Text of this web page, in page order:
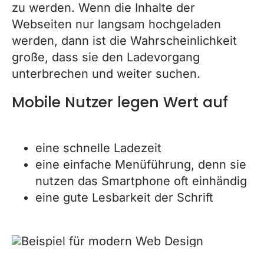
zu werden. Wenn die Inhalte der
Webseiten nur langsam hochgeladen
werden, dann ist die Wahrscheinlichkeit
große, dass sie den Ladevorgang
unterbrechen und weiter suchen.
Mobile Nutzer legen Wert auf
eine schnelle Ladezeit
eine einfache Menüführung, denn sie
nutzen das Smartphone oft einhändig
eine gute Lesbarkeit der Schrift